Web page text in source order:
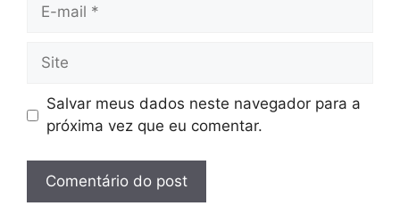
Site
Salvar meus dados neste navegador para a
próxima vez que eu comentar.